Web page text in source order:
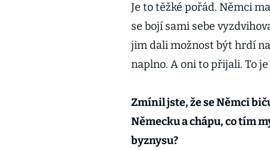
Je to těžké pořád. Němci
se bojí sami sebe
jim dali možnost být hrdí
naplno. A oni to přijali. To
Zmínil jste, že se Němci
Německu a chápu, co tím
byznysu?